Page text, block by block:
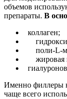
объемов
препараты. В
коллаген;
поли-L-
жировая
Именно филлеры
чаще всего